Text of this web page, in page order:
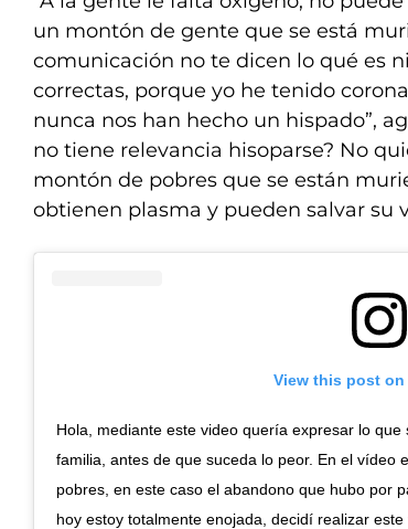
un montón de gente que se está
comunicación no te dicen lo qué es
correctas, porque yo he tenido
nunca nos han hecho un hispado”,
no tiene relevancia hisoparse? No
montón de pobres que se están
obtienen plasma y pueden salvar su
View this post on
Hola, mediante este video quería expresar lo
familia, antes de que suceda lo peor. En el vídeo
pobres, en este caso el abandono que hubo por
hoy estoy totalmente enojada, decidí realizar